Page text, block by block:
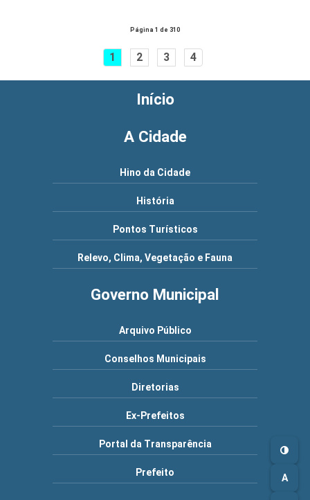
A
Página 1 de 310
1 2 3 4
Início
A Cidade
Hino da Cidade
História
Pontos Turísticos
Relevo, Clima, Vegetação e Fauna
Governo Municipal
Arquivo Público
Conselhos Municipais
Diretorias
Ex-Prefeitos
Portal da Transparência
Prefeito